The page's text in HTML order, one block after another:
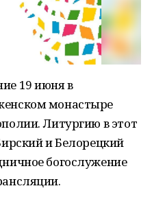
19 июня в
монастыре
Литур­гию в этот
и Белорецкий
богослужение